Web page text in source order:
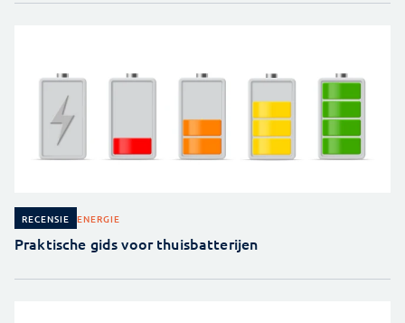
RECENSIE ENERGIE
Praktische gids voor thuisbatterijen